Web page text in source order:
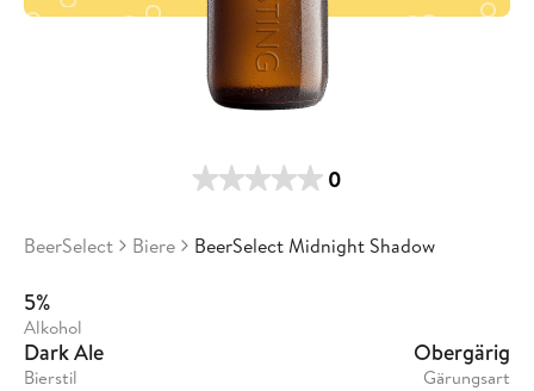
0
BeerSelect Biere BeerSelect Midnight Shadow
5%
Alkohol
Dark Ale
Bierstil
Obergärig
Gärungsart